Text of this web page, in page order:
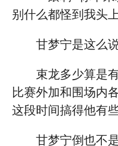
别什么都怪到我头上
甘梦宁是这么
束龙多少算是
比赛外加和围场内
这段时间搞得他有
甘梦宁倒也不